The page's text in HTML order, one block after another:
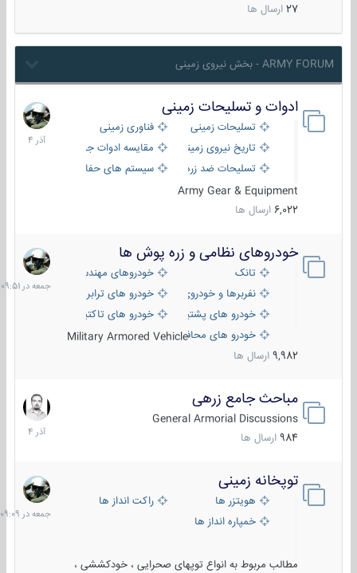
27 ارسال ها
ARMY FORUM - بخش نیروی زمینی
ادوات و تسلیحات زمینی
تسلیحات زمینی
فناوری زمینی
تاریخ نیروی زمینی
مقایسه ادوات جنگی
تسلیحات ضد زره
سیستم های حفاظت فعال
Army Gear & Equipment
6,022 ارسال ها
21
آذر
خودروهای نظامی و زره پوش ها
تانک
خودروهای مهندسی
نفربرها و خودروی های رزمی پیاده نظام
خودرو های ترابری نظامی
خودرو های پشتیبانی آتش ، شناسایی و ضد تانک
خودرو های تاکتیکی نظامی
خودرو های محافظت شدهMilitary Armored Vehicle
9,982 ارسال ها
جمعه
در
09:51
مباحث جامع زرهی
General Armorial Discussions
984 ارسال ها
7
آذر
توپخانه زمینی
هویتزر ها
راکت انداز ها
خمپاره انداز ها
مطالب مربوط به انواع توپهای صحرایی ، خودکششی ،
جمعه
در
09:09